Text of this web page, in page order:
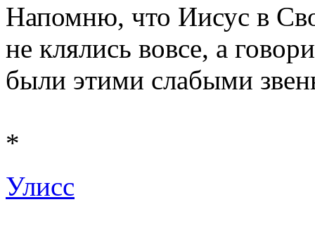
Напомню, что Иисус в
не клялись вовсе, а
были этими слабыми
*
Улисс